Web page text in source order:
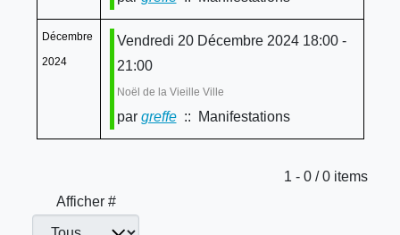
Décembre
2024
Vendredi 20 Décembre 2024 18:00 -
21:00
Noël de la Vieille Ville
par greffe:: Manifestations
Limite de la pagination
1 - 0 / 0 items
Afficher #